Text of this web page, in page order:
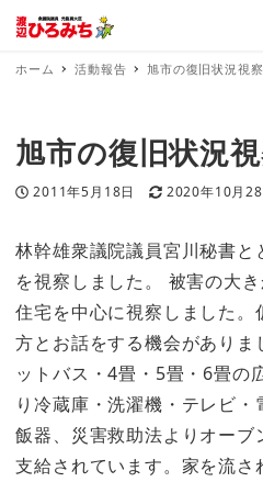
ホーム 活動報告 旭市の復旧状況視察
旭市の復旧状況
投稿日
2011年5月18日 更新日
2020年10月28
林幹雄衆議院議員宮川秘書と
を視察しました。 被害の大
住宅を中心に視察しました
方とお話をする機会がありま
ットバス・4畳・5畳・6畳の
り冷蔵庫・洗濯機・テレビ
飯器、災害救助法よりオー
支給されています。家を流さ